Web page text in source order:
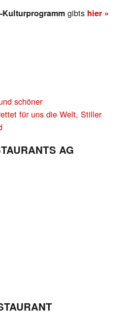
Kulturprogramm gibts hier »
schöner
für uns die Welt, Stiller
AG